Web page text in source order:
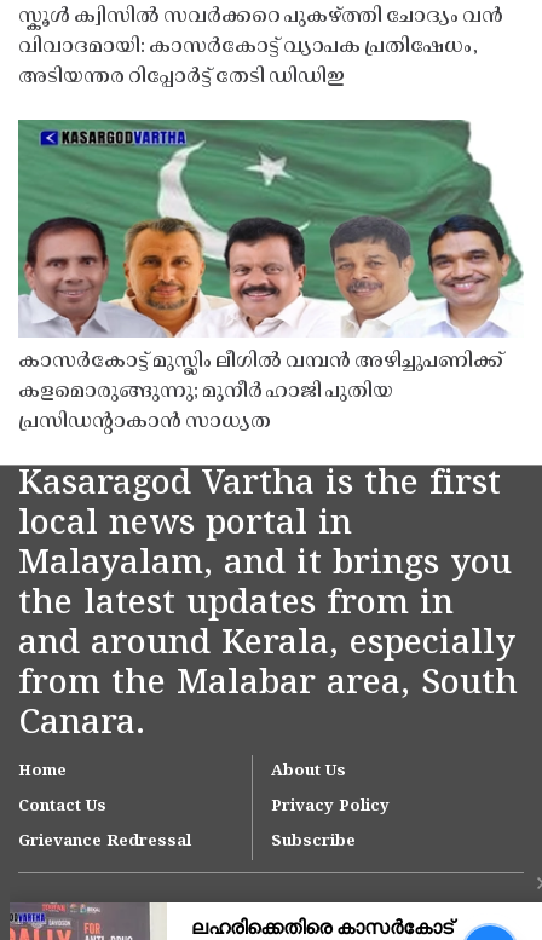
സ്കൂൾ ക്വിസിൽ സവർക്കറെ പുകഴ്ത്തി ചോദ്യം വൻ
വിവാദമായി: കാസർകോട്ട് വ്യാപക പ്രതിഷേധം,
അടിയന്തര റിപ്പോർട്ട് തേടി ഡിഡിഇ
കാസർകോട്ട് മുസ്ലിം ലീഗിൽ വമ്പൻ അഴിച്ചുപണിക്ക്
കളമൊരുങ്ങുന്നു; മുനീർ ഹാജി പുതിയ
പ്രസിഡൻ്റാകാൻ സാധ്യത
Kasaragod Vartha is the first
local news portal in
Malayalam, and it brings you
the latest updates from in
and around Kerala, especially
from the Malabar area, South
Canara.
Home
About Us
Contact Us
Privacy Policy
Grievance Redressal
Subscribe